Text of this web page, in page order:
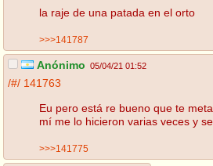
la raje de una patada en el orto
>>>141787
Anónimo 05/04/21 01:52
/#/ 141763
Eu pero está re bueno que te
mí me lo hicieron varias veces y
>>>141775